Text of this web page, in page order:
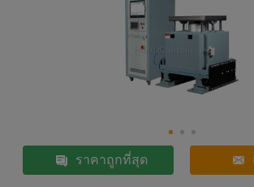
ราคาถูกที่สุด